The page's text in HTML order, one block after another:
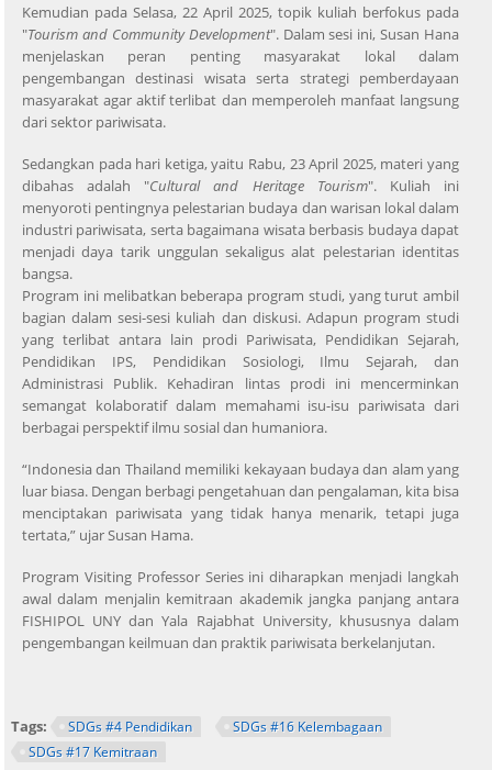
Kemudian pada Selasa, 22 April 2025, topik kuliah berfokus pada
"Tourism and Community Development". Dalam sesi ini, Susan Hana
menjelaskan peran penting masyarakat lokal dalam
pengembangan destinasi wisata serta strategi pemberdayaan
masyarakat agar aktif terlibat dan memperoleh manfaat langsung
dari sektor pariwisata.
Sedangkan pada hari ketiga, yaitu Rabu, 23 April 2025, materi yang
dibahas adalah "Cultural and Heritage Tourism". Kuliah ini
menyoroti pentingnya pelestarian budaya dan warisan lokal dalam
industri pariwisata, serta bagaimana wisata berbasis budaya dapat
menjadi daya tarik unggulan sekaligus alat pelestarian identitas
bangsa.
Program ini melibatkan beberapa program studi, yang turut ambil
bagian dalam sesi-sesi kuliah dan diskusi. Adapun program studi
yang terlibat antara lain prodi Pariwisata, Pendidikan Sejarah,
Pendidikan IPS, Pendidikan Sosiologi, Ilmu Sejarah, dan
Administrasi Publik. Kehadiran lintas prodi ini mencerminkan
semangat kolaboratif dalam memahami isu-isu pariwisata dari
berbagai perspektif ilmu sosial dan humaniora.
“Indonesia dan Thailand memiliki kekayaan budaya dan alam yang
luar biasa. Dengan berbagi pengetahuan dan pengalaman, kita bisa
menciptakan pariwisata yang tidak hanya menarik, tetapi juga
tertata,” ujar Susan Hama.
Program Visiting Professor Series ini diharapkan menjadi langkah
awal dalam menjalin kemitraan akademik jangka panjang antara
FISHIPOL UNY dan Yala Rajabhat University, khususnya dalam
pengembangan keilmuan dan praktik pariwisata berkelanjutan.
Tags: SDGs #4 Pendidikan
SDGs #16 Kelembagaan
SDGs #17 Kemitraan